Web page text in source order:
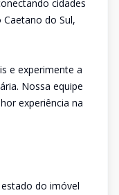
cidades
do Sul,
e experimente a
Nossa equipe
experiência na
do imóvel